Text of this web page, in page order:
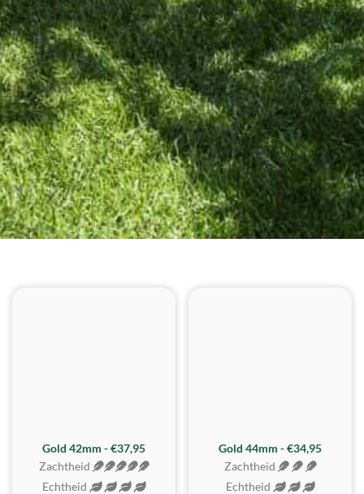
ZACHTSTE
Gold 42mm - €37,95
Zachtheid
Echtheid
Gold 44mm - €34,95
Zachtheid
Echtheid